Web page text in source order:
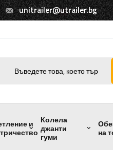
unitrailer@utrailer.bg
и
Колела
джанти
гуми
на